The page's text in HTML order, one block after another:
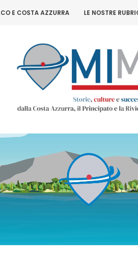
E COSTA AZZURRA LE NOSTRE